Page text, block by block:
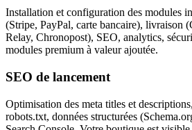
Installation et configuration des modules
(Stripe, PayPal, carte bancaire), livraison
Relay, Chronopost), SEO, analytics,
modules premium à valeur ajoutée.
SEO de lancement
Optimisation des meta titles et
robots.txt, données structurées